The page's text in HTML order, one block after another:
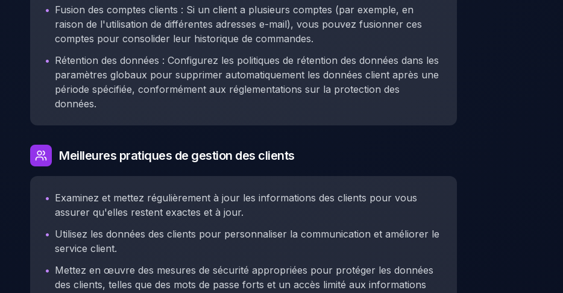
• Fusion des comptes clients : Si un client a plusieurs comptes (par exemple, en
raison de l'utilisation de différentes adresses e-mail), vous pouvez fusionner ces
comptes pour consolider leur historique de commandes.
• Rétention des données : Configurez les politiques de rétention des données dans les
paramètres globaux pour supprimer automatiquement les données client après une
période spécifiée, conformément aux réglementations sur la protection des
données.
Meilleures pratiques de gestion des clients
• Examinez et mettez régulièrement à jour les informations des clients pour vous
assurer qu'elles restent exactes et à jour.
• Utilisez les données des clients pour personnaliser la communication et améliorer le
service client.
• Mettez en œuvre des mesures de sécurité appropriées pour protéger les données
des clients, telles que des mots de passe forts et un accès limité aux informations